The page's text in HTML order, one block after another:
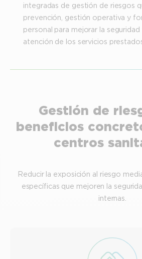
integradas de gestión de riesgos
prevención, gestión operativa y
personal para mejorar la seguridad
atención de los servicios
Gestión de
beneficios
centros
Reducir la exposición al riesgo
específicas que mejoren la
internas.